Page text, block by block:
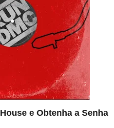
e Obtenha a Senha